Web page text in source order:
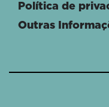
Política de
Outras